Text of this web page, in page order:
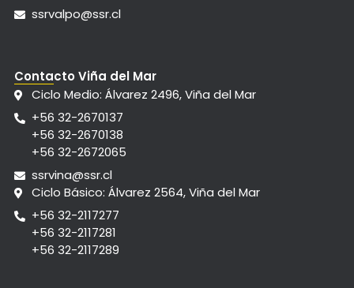
ssrvalpo@ssr.cl
Contacto Viña del Mar
Ciclo Medio: Álvarez 2496, Viña del Mar
+56 32-2670137
+56 32-2670138
+56 32-2672065
ssrvina@ssr.cl
Ciclo Básico: Álvarez 2564, Viña del Mar
+56 32-2117277
+56 32-2117281
+56 32-2117289